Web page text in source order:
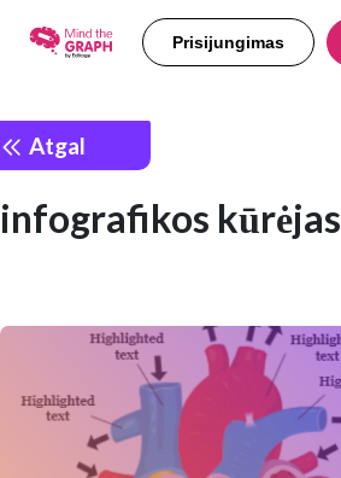
Prisijungimas
Atgal
infografikos kūrėjas